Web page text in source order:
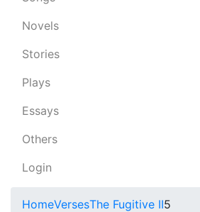
Novels
Stories
Plays
Essays
Others
Login
HomeVersesThe Fugitive II5